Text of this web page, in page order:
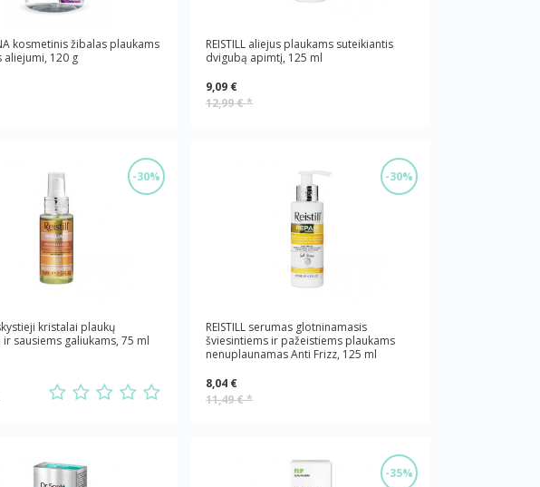
kosmetinis žibalas plaukams
aliejumi, 120 g
REISTILL aliejus plaukams suteikiantis
dvigubą apimtį, 125 ml
9,09 €
12,99 €*
-30%
kristalai plaukų
ir sausiems galiukams, 75 ml
-30%
REISTILL serumas glotninamasis
šviesintiems ir pažeistiems plaukams
nenuplaunamas Anti Frizz, 125 ml
8,04 €
11,49 €*
-35%